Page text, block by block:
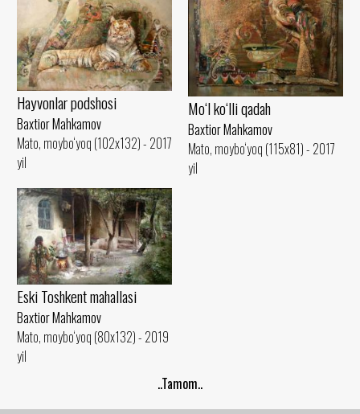
Mo‘l ko‘lli qadah
Baxtior Mahkamov
Mato, moybo‘yoq (115x81) - 2017
yil
Hayvonlar podshosi
Baxtior Mahkamov
Mato, moybo‘yoq (102x132) - 2017
yil
Eski Toshkent mahallasi
Baxtior Mahkamov
Mato, moybo‘yoq (80x132) - 2019
yil
..Tamom..